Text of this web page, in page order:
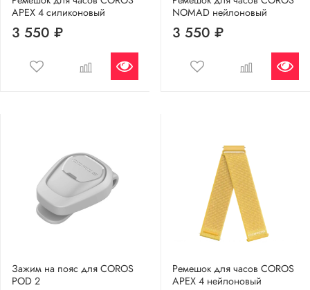
APEX 4 силиконовый
3 550 ₽
NOMAD нейлоновый
3 550 ₽
Зажим на пояс для COROS
POD 2
Ремешок для часов COROS
APEX 4 нейлоновый